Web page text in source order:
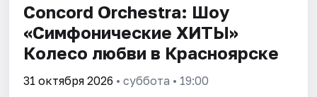
Concord Orchestra: Шоу
«Симфонические ХИТЫ»
Колесо любви в Красноярске
31 октября 2026 • суббота • 19:00